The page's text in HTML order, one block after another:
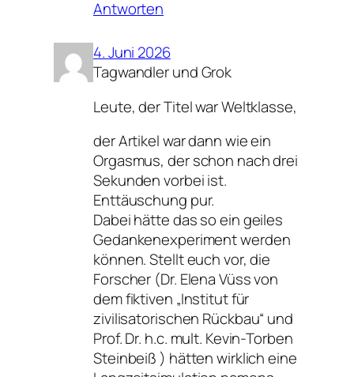
Antworten
4. Juni 2026
Tagwandler und Grok
Leute, der Titel war Weltklasse,
der Artikel war dann wie ein
Orgasmus, der schon nach drei
Sekunden vorbei ist.
Enttäuschung pur.
Dabei hätte das so ein geiles
Gedankenexperiment werden
können. Stellt euch vor, die
Forscher (Dr. Elena Vüss von
dem fiktiven „Institut für
zivilisatorischen Rückbau“ und
Prof. Dr. h.c. mult. Kevin-Torben
Steinbeiß ) hätten wirklich eine